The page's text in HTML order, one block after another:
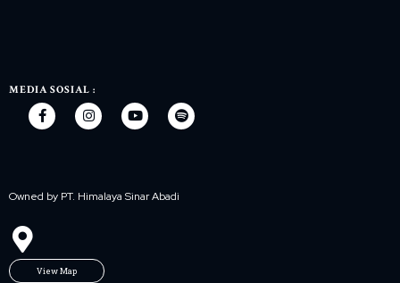
MEDIA SOSIAL :
Owned by PT. Himalaya Sinar Abadi
View Map